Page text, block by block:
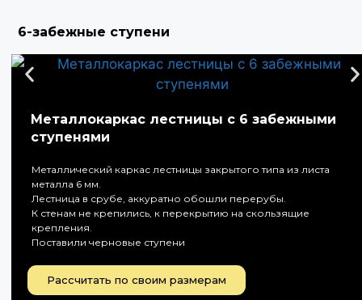
6-забежные ступени
Металлокаркас лестницы с 6 забежными
ступенями
Металлический каркас лестницы закрытого типа из листа
металла 6 мм.
Лестница в срубе, аккуратно обошли перерубы.
К стенам не крепились, к перекрытию на скользящие
крепления.
Поставили черновые ступени
Рассчитать по своим размерам